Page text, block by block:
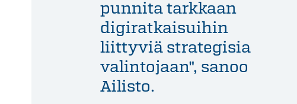
punnita tarkkaan
digiratkaisuihin
liittyviä strategisia
valintojaan", sanoo
Ailisto.